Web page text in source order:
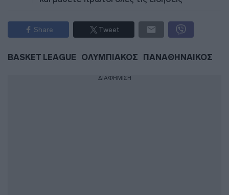
Share Tweet
BASKET LEAGUE ΟΛΥΜΠΙΑΚΟΣ ΠΑΝΑΘΗΝΑΙΚΟΣ
ΔΙΑΦΗΜΙΣΗ